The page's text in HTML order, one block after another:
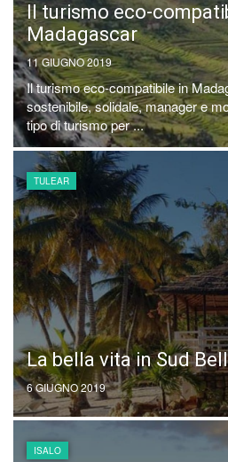
Il turismo eco-
Madagascar
11 GIUGNO 2019
Il turismo eco-compatibile in
sostenibile, solidale, manager e
tipo di turismo per ...
TULEAR
La bella vita in Sud
6 GIUGNO 2019
ISALO